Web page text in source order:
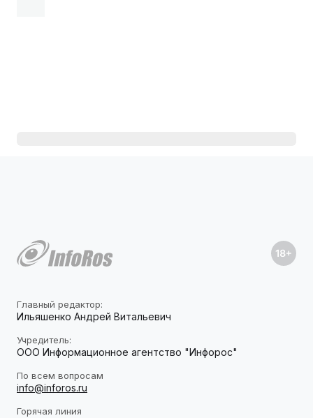
Главный редактор:
Ильяшенко Андрей Витальевич
Учредитель:
ООО Информационное агентство "Инфорос"
По всем вопросам
info@inforos.ru
Горячая линия